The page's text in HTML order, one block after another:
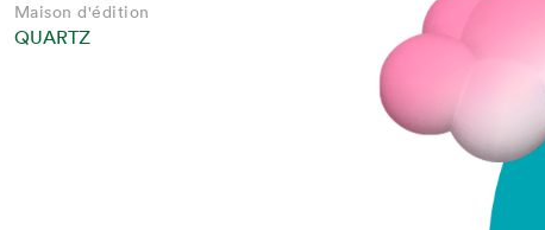
Maison d'édition
QUARTZ